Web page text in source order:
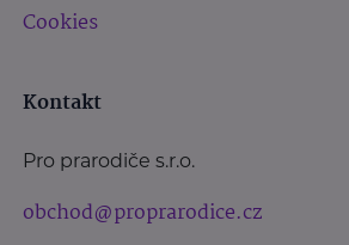
Cookies
Kontakt
Pro prarodiče s.r.o.
obchod@proprarodice.cz